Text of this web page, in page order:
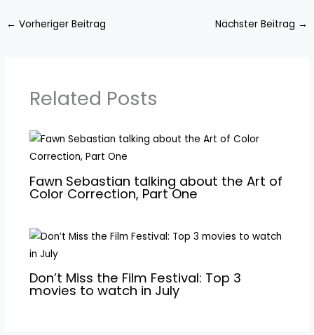
← Vorheriger Beitrag Nächster Beitrag →
Related Posts
Fawn Sebastian talking about the Art of
Color Correction, Part One
Don’t Miss the Film Festival: Top 3
movies to watch in July